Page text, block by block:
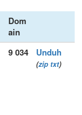
Dom
ain
9 034 Unduh
(zip txt)